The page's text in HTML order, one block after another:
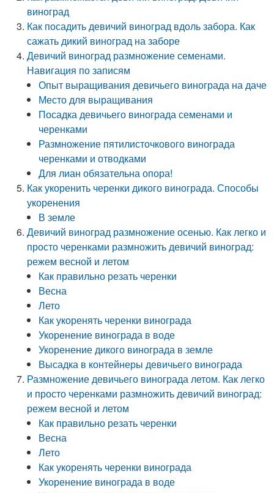
виноград
Как посадить девичий виноград вдоль забора. Как
сажать дикий виноград на заборе
Девичий виноград размножение семенами.
Навигация по записям
Опыт выращивания девичьего винограда на даче
Место для выращивания
Посадка девичьего винограда семенами и
черенками
Размножение пятилисточкового винограда
черенками и отводками
Для лиан обязательна опора!
Как укоренить черенки дикого винограда. Способы
укоренения
В земле
Девичий виноград размножение осенью. Как легко и
просто черенками размножить девичий виноград:
режем весной и летом
Как правильно резать черенки
Весна
Лето
Как укоренять черенки винограда
Укоренение винограда в воде
Укоренение дикого винограда в земле
Высадка в контейнеры девичьего винограда
Размножение девичьего винограда летом. Как легко
и просто черенками размножить девичий виноград:
режем весной и летом
Как правильно резать черенки
Весна
Лето
Как укоренять черенки винограда
Укоренение винограда в воде